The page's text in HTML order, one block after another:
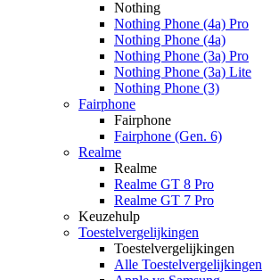
Nothing
Nothing Phone (4a) Pro
Nothing Phone (4a)
Nothing Phone (3a) Pro
Nothing Phone (3a) Lite
Nothing Phone (3)
Fairphone
Fairphone
Fairphone (Gen. 6)
Realme
Realme
Realme GT 8 Pro
Realme GT 7 Pro
Keuzehulp
Toestelvergelijkingen
Toestelvergelijkingen
Alle Toestelvergelijkingen